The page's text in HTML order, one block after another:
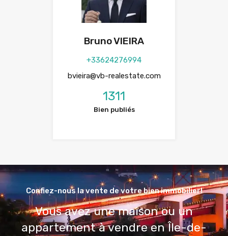
Bruno VIEIRA
+33624276994
bvieira@vb-realestate.com
1311
Bien publiés
Confiez-nous la vente de votre bien immobilier!
Vous avez une maison ou un
appartement à vendre en Île-de-